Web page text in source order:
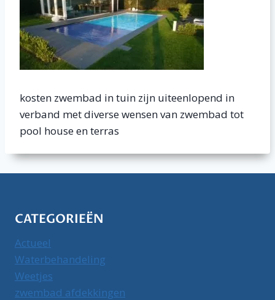
kosten zwembad in tuin zijn uiteenlopend in
verband met diverse wensen van zwembad tot
pool house en terras
CATEGORIEËN
Actueel
Waterbehandeling
Weetjes
zwembad afdekkingen